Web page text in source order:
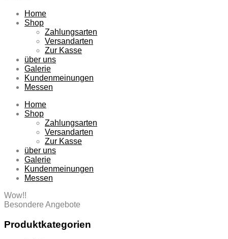
Zum
Inhalt
Home
Shop
Zahlungsarten
Versandarten
Zur Kasse
über uns
Galerie
Kundenmeinungen
Messen
Home
Shop
Zahlungsarten
Versandarten
Zur Kasse
über uns
Galerie
Kundenmeinungen
Messen
Wow!!
Besondere Angebote
Produktkategorien